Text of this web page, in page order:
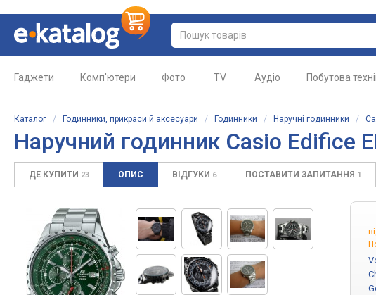
Гаджети Комп'ютери Фото TV Аудіо Побутова
Каталог / Годинники, прикраси й аксесуари / Годинники / Наручні годинники /
Наручний годинник Casio Edifice
ДЕ КУПИТИ 23 ОПИС ВІДГУКИ 6 ПОСТАВИТИ ЗАПИТАННЯ 1